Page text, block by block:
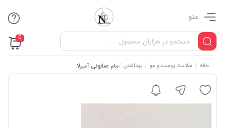
منو
0
خانه / سلامت پوست و مو / بهداشتی /مام صابونی آمبرلا